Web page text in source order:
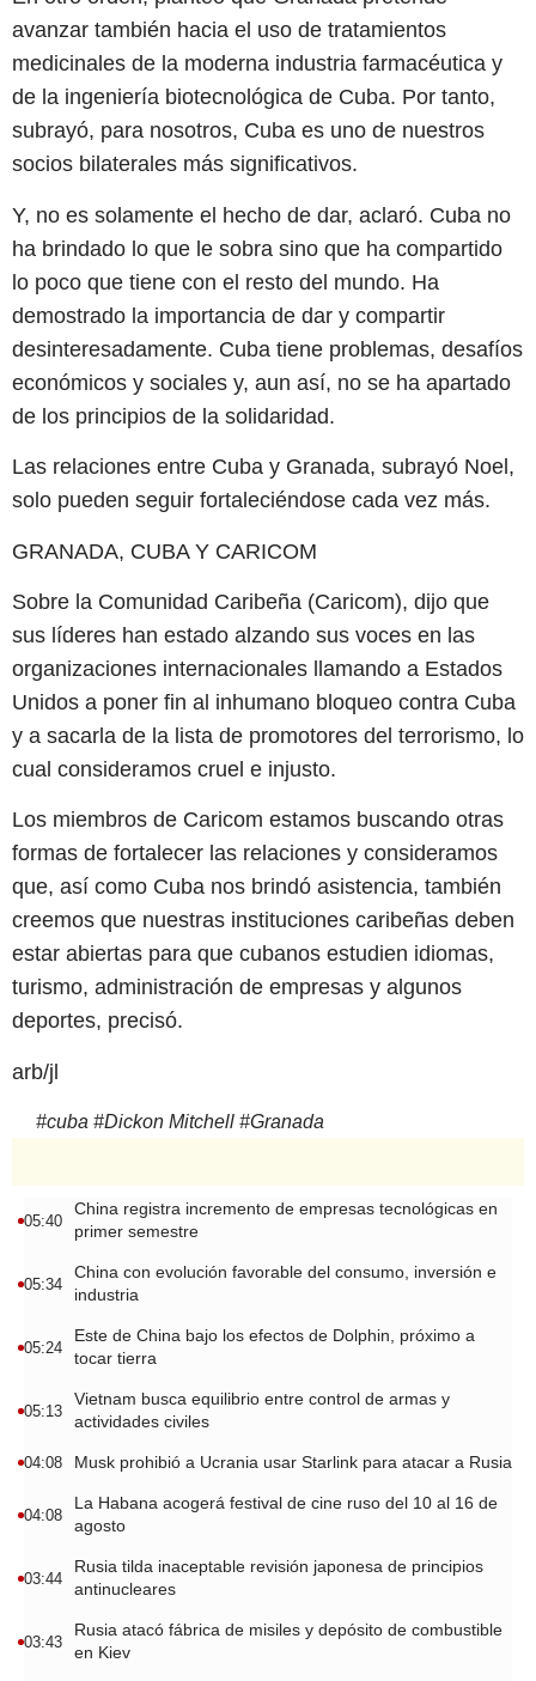
avanzar también hacia el uso de tratamientos
medicinales de la moderna industria farmacéutica y
de la ingeniería biotecnológica de Cuba. Por tanto,
subrayó, para nosotros, Cuba es uno de nuestros
socios bilaterales más significativos.
Y, no es solamente el hecho de dar, aclaró. Cuba no
ha brindado lo que le sobra sino que ha compartido
lo poco que tiene con el resto del mundo. Ha
demostrado la importancia de dar y compartir
desinteresadamente. Cuba tiene problemas, desafíos
económicos y sociales y, aun así, no se ha apartado
de los principios de la solidaridad.
Las relaciones entre Cuba y Granada, subrayó Noel,
solo pueden seguir fortaleciéndose cada vez más.
GRANADA, CUBA Y CARICOM
Sobre la Comunidad Caribeña (Caricom), dijo que
sus líderes han estado alzando sus voces en las
organizaciones internacionales llamando a Estados
Unidos a poner fin al inhumano bloqueo contra Cuba
y a sacarla de la lista de promotores del terrorismo, lo
cual consideramos cruel e injusto.
Los miembros de Caricom estamos buscando otras
formas de fortalecer las relaciones y consideramos
que, así como Cuba nos brindó asistencia, también
creemos que nuestras instituciones caribeñas deben
estar abiertas para que cubanos estudien idiomas,
turismo, administración de empresas y algunos
deportes, precisó.
arb/jl
#cuba #Dickon Mitchell #Granada
05:40
China registra incremento de empresas tecnológicas en
primer semestre
05:34
China con evolución favorable del consumo, inversión e
industria
05:24
Este de China bajo los efectos de Dolphin, próximo a
tocar tierra
05:13
Vietnam busca equilibrio entre control de armas y
actividades civiles
04:08 Musk prohibió a Ucrania usar Starlink para atacar a Rusia
04:08
La Habana acogerá festival de cine ruso del 10 al 16 de
agosto
03:44
Rusia tilda inaceptable revisión japonesa de principios
antinucleares
03:43
Rusia atacó fábrica de misiles y depósito de combustible
en Kiev